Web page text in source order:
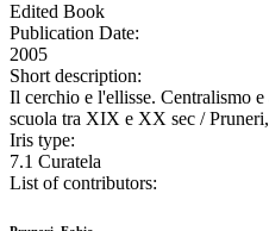
Edited Book
Publication Date:
2005
Short description:
Il cerchio e l'ellisse. Centralismo
scuola tra XIX e XX sec /
Iris type:
7.1 Curatela
List of contributors: